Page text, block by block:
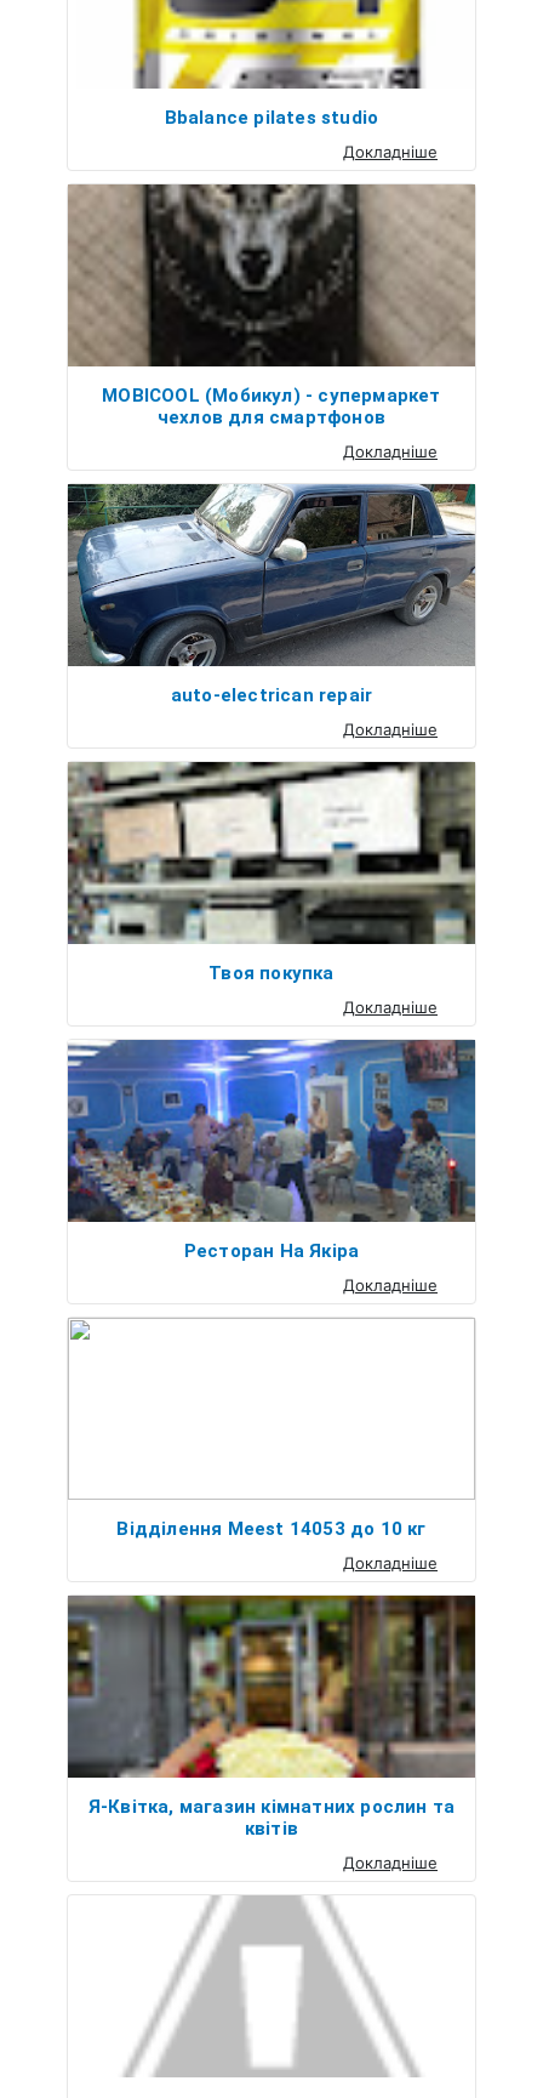
Bbalance pilates studio
Докладніше
MOBICOOL (Мобикул) - супермаркет
чехлов для смартфонов
Докладніше
auto-electrican repair
Докладніше
Твоя покупка
Докладніше
Ресторан На Якіра
Докладніше
Відділення Meest 14053 до 10 кг
Докладніше
Я-Квітка, магазин кімнатних рослин та
квітів
Докладніше